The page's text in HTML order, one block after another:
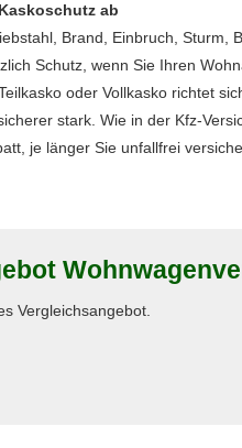
ab
Brand, Einbruch, Sturm,
Schutz, wenn Sie Ihren
oder Vollkasko richtet
stark. Wie in der Kfz-
je länger Sie unfallfrei
Vergleichsangebot.